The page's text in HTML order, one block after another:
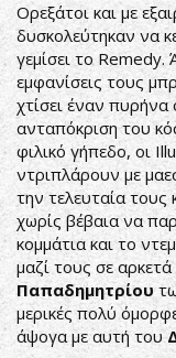
Ορεξάτοι και με
δυσκολεύτηκαν να
γεμίσει το Remedy.
εμφανίσεις τους
χτίσει έναν
ανταπόκριση του
φιλικό γήπεδο, οι
ντριπλάρουν με
την τελευταία
χωρίς βέβαια να
κομμάτια και το
μαζί τους σε
Παπαδημητρίου
μερικές πολύ
άψογα με αυτή του